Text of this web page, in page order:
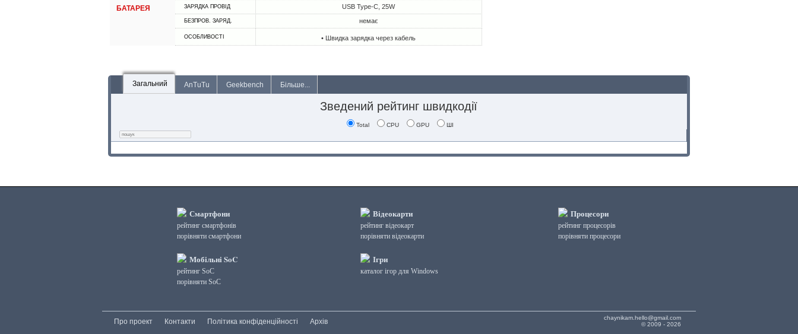
БАТАРЕЯ ЗАРЯДКА ПРОВІД USB Type-C, 25W
БЕЗПРОВ. ЗАРЯД. немає
ОСОБЛИВОСТІ • Швидка зарядка через кабель
Загальний AnTuTu Geekbench Більше...
Зведений рейтинг швидкодії
Total CPU GPU ШІ
Смартфони
рейтинг смартфонів
порівняти смартфони
Мобільні SoC
рейтинг SoC
порівняти SoC
Відеокарти
рейтинг відеокарт
порівняти відеокарти
Ігри
каталог ігор для Windows
Процесори
рейтинг процесорів
порівняти процесори
chaynikam.hello@gmail.com
© 2009 - 2026
Про проект Контакти Політика конфіденційності Архів